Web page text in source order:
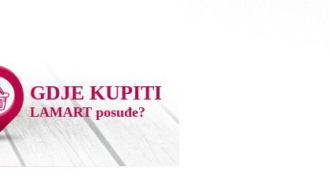
GDJE KUPITI
LAMART posuđe?